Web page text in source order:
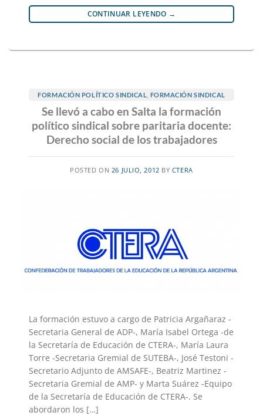
CONTINUAR LEYENDO →
FORMACIÓN POLÍTICO SINDICAL FORMACIÓN SINDICAL
Se llevó a cabo en Salta la formación
político sindical sobre paritaria docente:
Derecho social de los trabajadores
POSTED ON 26 JULIO, 2012 BY CTERA
La formación estuvo a cargo de Patricia Argañaraz -
Secretaria General de ADP-, María Isabel Ortega -de
la Secretaría de Educación de CTERA-, María Laura
Torre -Secretaria Gremial de SUTEBA-, José Testoni -
Secretario Adjunto de AMSAFE-, Beatriz Martinez -
Secretaria Gremial de AMP- y Marta Suárez -Equipo
de la Secretaría de Educación de CTERA-. Se
abordaron los […]